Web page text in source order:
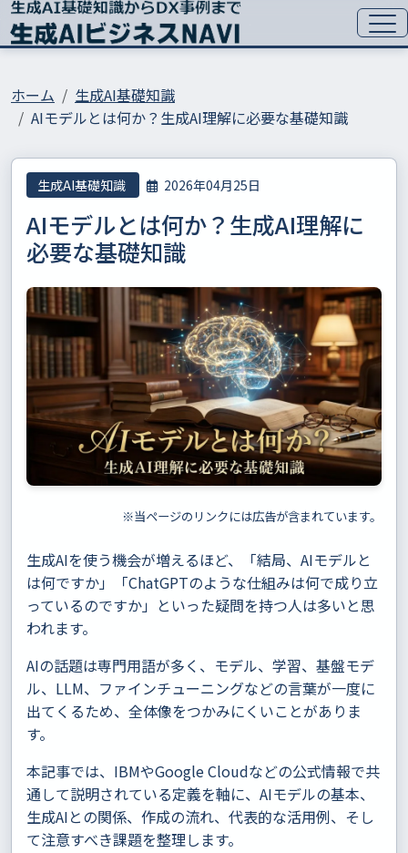
ホーム
生成AI基礎知識
AIモデルとは何か？生成AI理解に必要な基礎知識
生成AI基礎知識 2026年04月25日
AIモデルとは何か？生成AI理解に
必要な基礎知識
※当ページのリンクには広告が含まれています。
生成AIを使う機会が増えるほど、「結局、AIモデルと
は何ですか」「ChatGPTのような仕組みは何で成り立
っているのですか」といった疑問を持つ人は多いと思
われます。
AIの話題は専門用語が多く、モデル、学習、基盤モデ
ル、LLM、ファインチューニングなどの言葉が一度に
出てくるため、全体像をつかみにくいことがありま
す。
本記事では、IBMやGoogle Cloudなどの公式情報で共
通して説明されている定義を軸に、AIモデルの基本、
生成AIとの関係、作成の流れ、代表的な活用例、そし
て注意すべき課題を整理します。